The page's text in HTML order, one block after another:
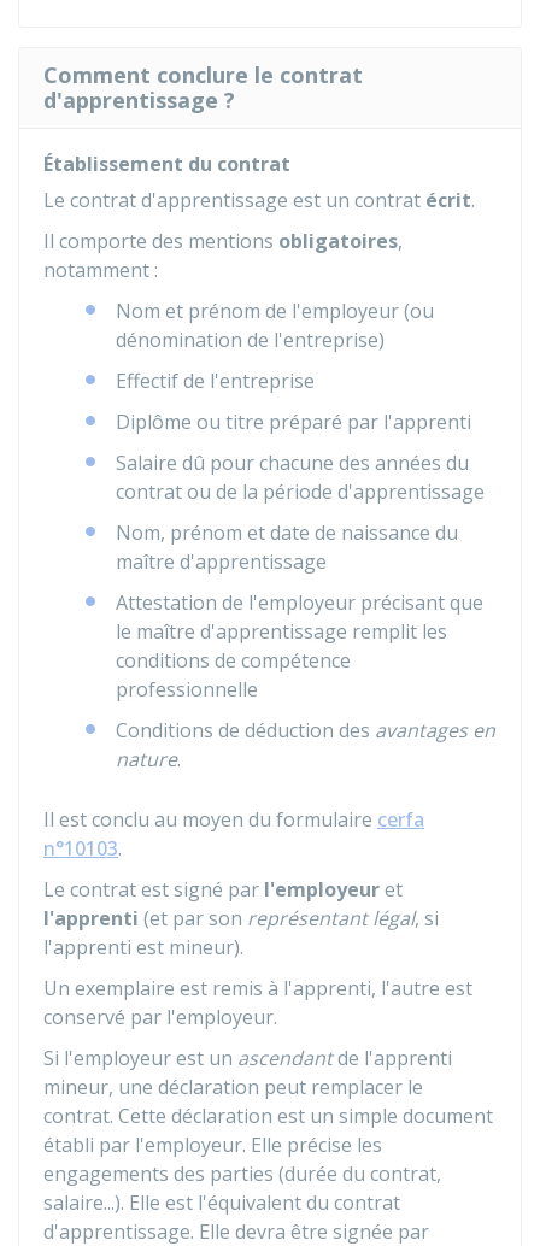
Comment conclure le contrat
d'apprentissage ?
Établissement du contrat
Le contrat d'apprentissage est un contrat écrit.
Il comporte des mentions obligatoires,
notamment :
Nom et prénom de l'employeur (ou
dénomination de l'entreprise)
Effectif de l'entreprise
Diplôme ou titre préparé par l'apprenti
Salaire dû pour chacune des années du
contrat ou de la période d'apprentissage
Nom, prénom et date de naissance du
maître d'apprentissage
Attestation de l'employeur précisant que
le maître d'apprentissage remplit les
conditions de compétence
professionnelle
Conditions de déduction des avantages en
nature.
Il est conclu au moyen du formulaire cerfa
n°10103.
Le contrat est signé par l'employeuret
l'apprenti (et par son représentant légal, si
l'apprenti est mineur).
Un exemplaire est remis à l'apprenti, l'autre est
conservé par l'employeur.
Si l'employeur est un ascendantde l'apprenti
mineur, une déclaration peut remplacer le
contrat. Cette déclaration est un simple document
établi par l'employeur. Elle précise les
engagements des parties (durée du contrat,
salaire...). Elle est l'équivalent du contrat
d'apprentissage. Elle devra être signée par